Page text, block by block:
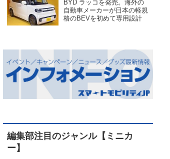
BYD ラッコを発売。海外の
自動車メーカーが日本の軽規
格のBEVを初めて専用設計
編集部注目のジャンル【ミニカ
ー】